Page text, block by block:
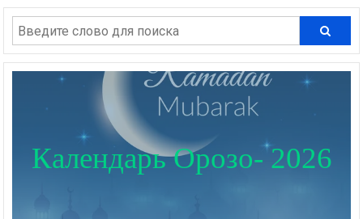
Календарь Орозо- 2026